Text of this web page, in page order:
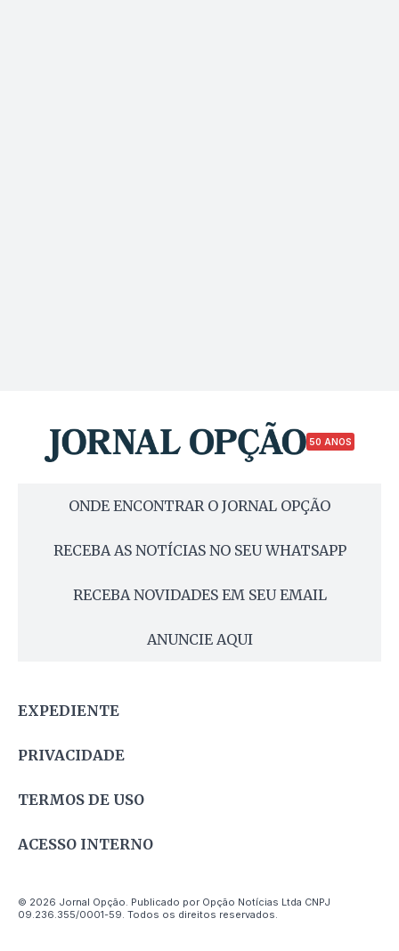
50 ANOS
ONDE ENCONTRAR O JORNAL OPÇÃO
RECEBA AS NOTÍCIAS NO SEU WHATSAPP
RECEBA NOVIDADES EM SEU EMAIL
ANUNCIE AQUI
EXPEDIENTE
PRIVACIDADE
TERMOS DE USO
ACESSO INTERNO
© 2026 Jornal Opção. Publicado por Opção Notícias Ltda CNPJ
09.236.355/0001-59. Todos os direitos reservados.